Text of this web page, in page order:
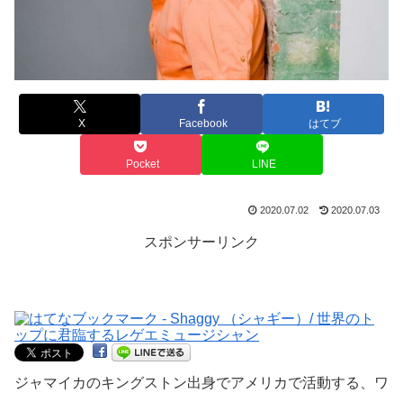
X Facebook はてブ
Pocket LINE
2020.07.02 2020.07.03
スポンサーリンク
ジャマイカのキングストン出身でアメリカで活動する、ワ